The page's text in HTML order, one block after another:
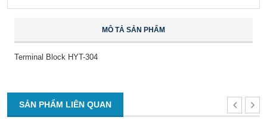
MÔ TẢ SẢN PHẨM
Terminal Block HYT-304
SẢN PHẨM LIÊN QUAN